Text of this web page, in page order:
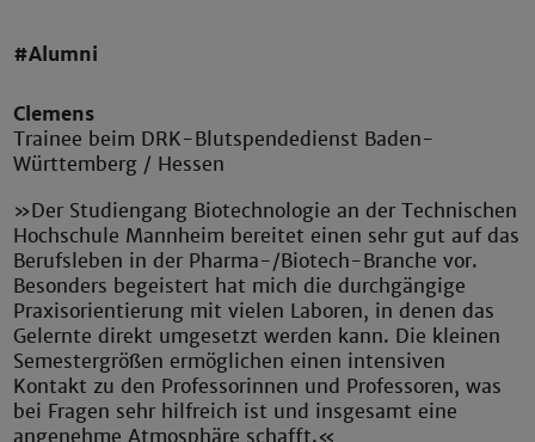
#Alumni
Clemens
Trainee beim DRK-Blutspendedienst Baden-
Württemberg / Hessen
»Der Studiengang Biotechnologie an der Technischen
Hochschule Mannheim bereitet einen sehr gut auf das
Berufsleben in der Pharma-/Biotech-Branche vor.
Besonders begeistert hat mich die durchgängige
Praxisorientierung mit vielen Laboren, in denen das
Gelernte direkt umgesetzt werden kann. Die kleinen
Semestergrößen ermöglichen einen intensiven
Kontakt zu den Professorinnen und Professoren, was
bei Fragen sehr hilfreich ist und insgesamt eine
angenehme Atmosphäre schafft.«